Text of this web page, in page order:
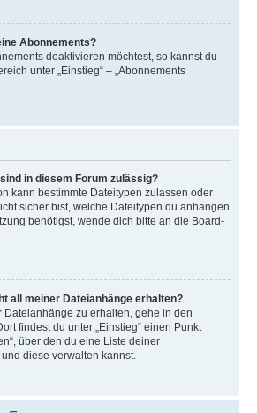
Abonnements?
deaktivieren möchtest, so kannst du
unter „Einstieg“ – „Abonnements
in diesem Forum zulässig?
kann bestimmte Dateitypen zulassen oder
sicher bist, welche Dateitypen du anhängen
benötigst, wende dich bitte an die Board-
all meiner Dateianhänge erhalten?
Dateianhänge zu erhalten, gehe in den
findest du unter „Einstieg“ einen Punkt
über den du eine Liste deiner
diese verwalten kannst.